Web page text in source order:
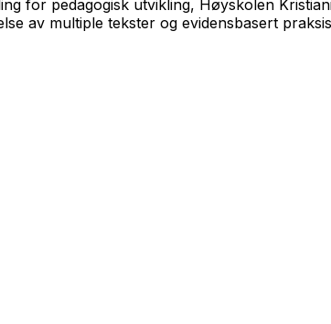
for pedagogisk utvikling, Høyskolen
av multiple tekster og evidensbasert